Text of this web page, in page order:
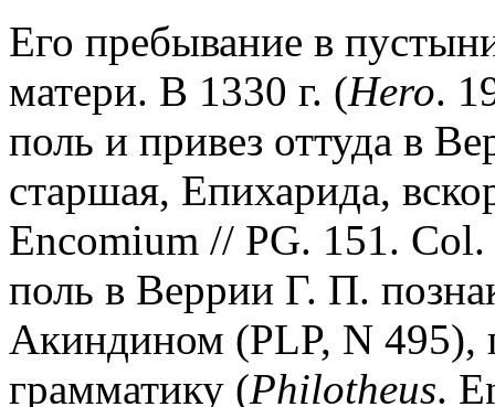
Его пребывание в
матери. В 1330 г. (Hero.
поль и привез оттуда в
старшая, Епихарида,
Encomium // PG. 151.
поль в Веррии Г. П.
Акиндином (PLP, N 495),
грамматику (Philotheus.